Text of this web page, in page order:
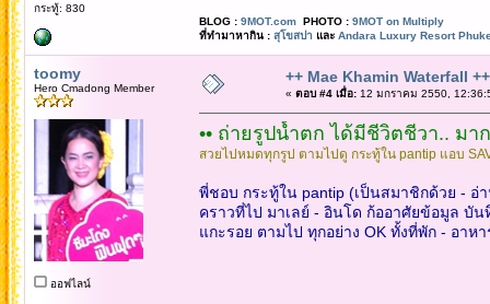
กระทู้: 830
BLOG : 9MOT.comPHOTO : 9MOT on Multiply
ที่ทำมาหากิน : สุโขสปา และ Andara Luxury Resort
toomy
Hero Cmadong Member
ออฟไลน์
++ Mae Khamin Waterfall ++
« ตอบ #4 เมื่อ:12 มกราคม 2550,
•• ถ่ายรูปน้ำตก ได้มีชีวิตชีวา.. มาก
สวยไปหมดทุกรูป ตามไปดู กระทู้ใน pantip แอบ
พี่ชอบ กระทู้ใน pantip (เป็นสมาชิกด้วย - อ่า
คราวที่ไป มาเลย์ - อินโด ก้ออาศัยข้อมูล บัน
แกะรอย ตามไป ทุกอย่าง OK ทั้งที่พัก - อาห